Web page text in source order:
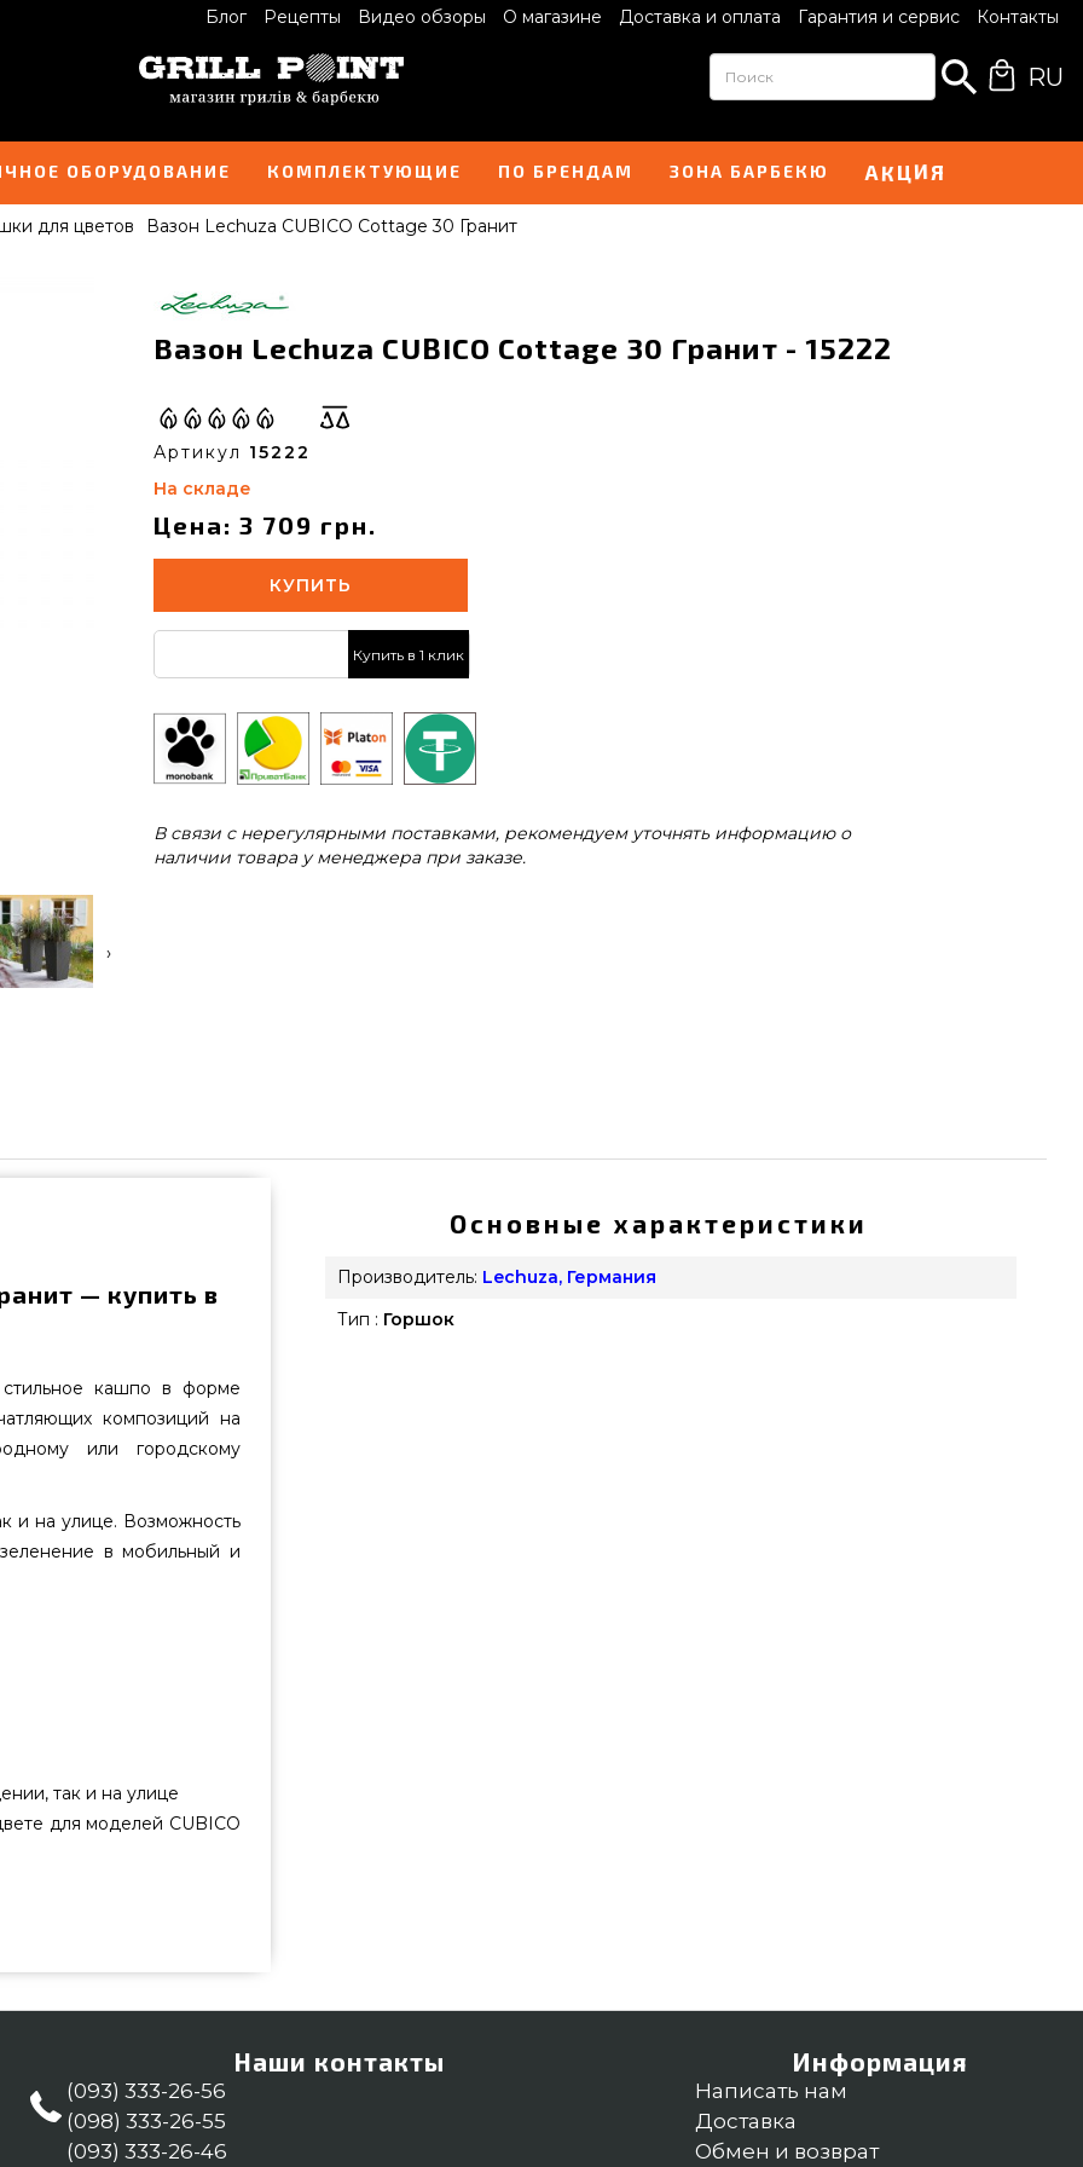
Блог Рецепты Видео обзоры О магазине Доставка и оплата Гарантия и сервис Контакты
RU
ОБОРУДОВАНИЕ КОМПЛЕКТУЮЩИЕ ПО БРЕНДАМ ЗОНА БАРБЕКЮ АКЦИЯ
для цветов Вазон Lechuza CUBICO Cottage 30 Гранит
›
Вазон Lechuza CUBICO Cottage 30 Гранит - 15222
Артикул 15222
На складе
Цена: 3 709 грн.
КУПИТЬ
Купить в 1 клик
В связи с нерегулярными поставками, рекомендуем уточнять информацию о
наличии товара у менеджера при заказе.
— купить в
кашпо в форме
композиций на
или городскому
и на улице. Возможность
в мобильный и
так и на улице
для моделей CUBICO
для цветов в каталоге
на номер (098) 333-26-55
Основные характеристики
Производитель: Lechuza, Германия
Тип : Горшок
Наши контакты
(093) 333-26-56
(098) 333-26-55
(093) 333-26-46
Информация
Написать нам
Доставка
Обмен и возврат